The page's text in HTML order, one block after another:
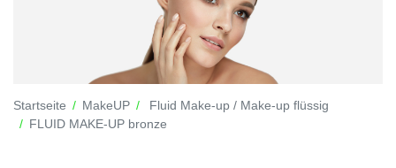
Startseite MakeUP
Fluid Make-up / Make-up flüssig
FLUID MAKE-UP bronze